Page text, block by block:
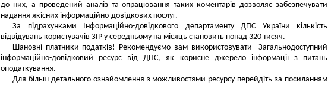
до них, а проведений аналіз та опрацювання таких коментарів дозволяє забезпечувати
надання якісних інформаційно-довідкових послуг.
За підрахунками Інформаційно-довідкового департаменту ДПС України кількість
відвідувань користувачів ЗІР у середньому на місяць становить понад 320 тисяч.
Шановні платники податків! Рекомендуємо вам використовувати Загальнодоступний
інформаційно-довідковий ресурс від ДПС, як корисне джерело інформації з питань
оподаткування.
Для більш детального ознайомлення з можливостями ресурсу перейдіть за посиланням